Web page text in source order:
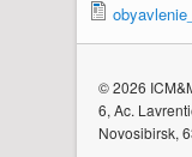
© 2026
6, Ac.
Novosibirsk,